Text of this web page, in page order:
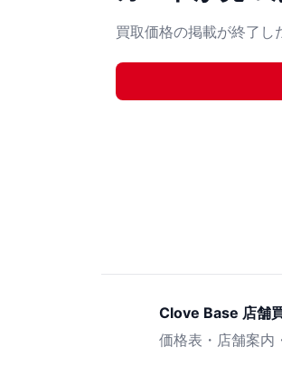
買取価格の掲載が終了し
Clove Base 店舗
価格表・店舗案内